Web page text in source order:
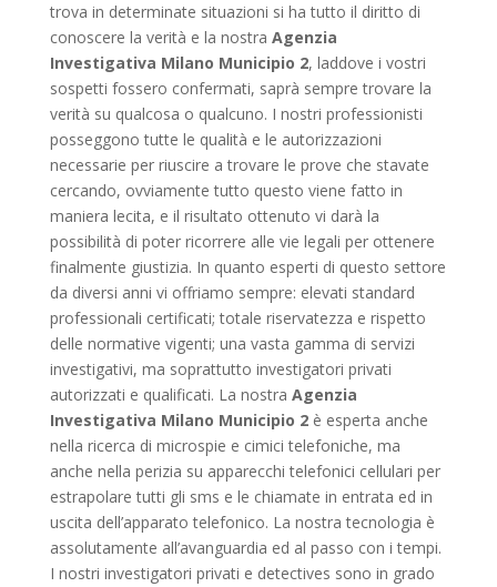
trova in determinate situazioni si ha tutto il diritto di
conoscere la verità e la nostra Agenzia
Investigativa Milano Municipio 2, laddove i vostri
sospetti fossero confermati, saprà sempre trovare la
verità su qualcosa o qualcuno. I nostri professionisti
posseggono tutte le qualità e le autorizzazioni
necessarie per riuscire a trovare le prove che stavate
cercando, ovviamente tutto questo viene fatto in
maniera lecita, e il risultato ottenuto vi darà la
possibilità di poter ricorrere alle vie legali per ottenere
finalmente giustizia. In quanto esperti di questo settore
da diversi anni vi offriamo sempre: elevati standard
professionali certificati; totale riservatezza e rispetto
delle normative vigenti; una vasta gamma di servizi
investigativi, ma soprattutto investigatori privati
autorizzati e qualificati. La nostra Agenzia
Investigativa Milano Municipio 2è esperta anche
nella ricerca di microspie e cimici telefoniche, ma
anche nella perizia su apparecchi telefonici cellulari per
estrapolare tutti gli sms e le chiamate in entrata ed in
uscita dell’apparato telefonico. La nostra tecnologia è
assolutamente all’avanguardia ed al passo con i tempi.
I nostri investigatori privati e detectives sono in grado